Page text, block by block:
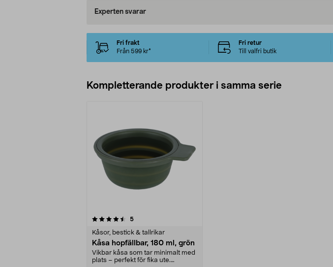
Experten svarar
Fri frakt
Från 599 kr*
Fri retur
Till valfri butik
Kompletterande produkter i samma serie
5recensioner
Kåsor, bestick & tallrikar
Kåsa hopfällbar, 180 ml, grön
Vikbar kåsa som tar minimalt med
plats – perfekt för fika ute.